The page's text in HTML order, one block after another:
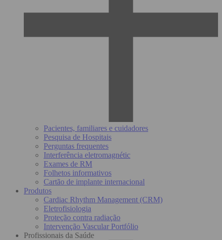
Pacientes, familiares e cuidadores
Pesquisa de Hospitais
Perguntas frequentes
Interferência eletromagnétic
Exames de RM
Folhetos informativos
Cartão de implante internacional
Produtos
Cardiac Rhythm Management (CRM)
Eletrofisiologia
Proteção contra radiação
Intervenção Vascular Portfólio
Profissionais da Saúde